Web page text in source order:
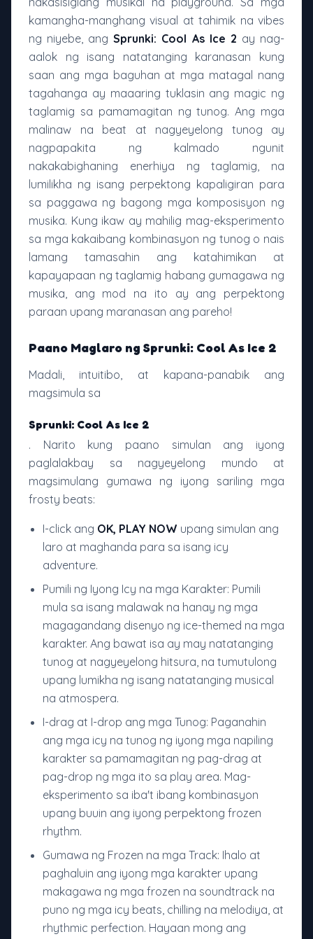
kamangha-manghang visual at tahimik na vibes
ng niyebe, angSprunki: Cool As Ice 2 ay nag-
aalok ng isang natatanging karanasan kung
saan ang mga baguhan at mga matagal nang
tagahanga ay maaaring tuklasin ang magic ng
taglamig sa pamamagitan ng tunog. Ang mga
malinaw na beat at nagyeyelong tunog ay
nagpapakita ng kalmado ngunit
nakakabighaning enerhiya ng taglamig, na
lumilikha ng isang perpektong kapaligiran para
sa paggawa ng bagong mga komposisyon ng
musika. Kung ikaw ay mahilig mag-eksperimento
sa mga kakaibang kombinasyon ng tunog o nais
lamang tamasahin ang katahimikan at
kapayapaan ng taglamig habang gumagawa ng
musika, ang mod na ito ay ang perpektong
paraan upang maranasan ang pareho!
Paano Maglaro ng Sprunki: Cool As Ice 2
Madali, intuitibo, at kapana-panabik ang
magsimula sa
Sprunki: Cool As Ice 2
. Narito kung paano simulan ang iyong
paglalakbay sa nagyeyelong mundo at
magsimulang gumawa ng iyong sariling mga
frosty beats:
I-click ang OK, PLAY NOW upang simulan ang
laro at maghanda para sa isang icy
adventure.
Pumili ng Iyong Icy na mga Karakter: Pumili
mula sa isang malawak na hanay ng mga
magagandang disenyo ng ice-themed na mga
karakter. Ang bawat isa ay may natatanging
tunog at nagyeyelong hitsura, na tumutulong
upang lumikha ng isang natatanging musical
na atmospera.
I-drag at I-drop ang mga Tunog: Paganahin
ang mga icy na tunog ng iyong mga napiling
karakter sa pamamagitan ng pag-drag at
pag-drop ng mga ito sa play area. Mag-
eksperimento sa iba't ibang kombinasyon
upang buuin ang iyong perpektong frozen
rhythm.
Gumawa ng Frozen na mga Track: Ihalo at
paghaluin ang iyong mga karakter upang
makagawa ng mga frozen na soundtrack na
puno ng mga icy beats, chilling na melodiya, at
rhythmic perfection. Hayaan mong ang